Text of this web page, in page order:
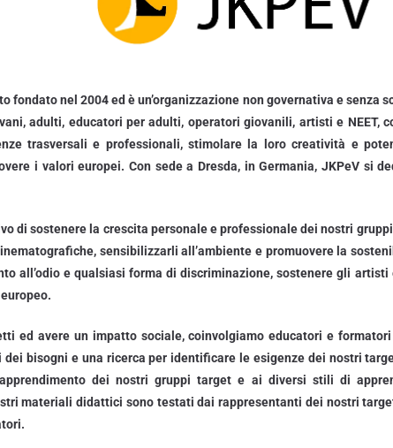
fondato nel 2004 ed è un’organizzazione non governativa e senza
adulti, educatori per adulti, operatori giovanili, artisti e
trasversali e professionali, stimolare la loro creatività e
i valori europei. Con sede a Dresda, in Germania, JKPeV si
di sostenere la crescita personale e professionale dei nostri
sensibilizzarli all’ambiente e promuovere la
all’odio e qualsiasi forma di discriminazione, sostenere gli
ed avere un impatto sociale, coinvolgiamo educatori e
dei bisogni e una ricerca per identificare le esigenze dei nostri
dei nostri gruppi target e ai diversi stili di
materiali didattici sono testati dai rappresentanti dei nostri